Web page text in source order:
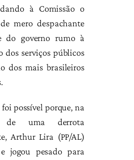
à Comissão o
mero despachante
do governo rumo à
dos serviços públicos
dos mais brasileiros
possível porque, na
de uma derrota
Arthur Lira (PP/AL)
jogou pesado para